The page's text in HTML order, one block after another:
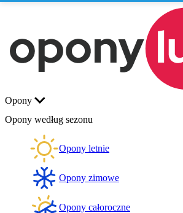
Opony
Opony według sezonu
Opony letnie
Opony zimowe
Opony całoroczne